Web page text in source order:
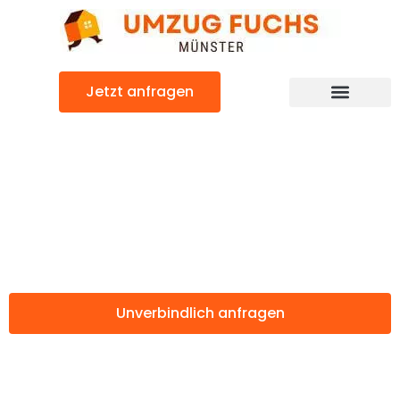
Jetzt anfragen
Unverbindlich anfragen